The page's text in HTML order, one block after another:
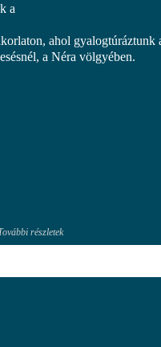
a
ahol gyalogtúráztunk
a Néra völgyében.
részletek